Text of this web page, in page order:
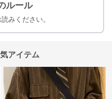
ルール
みください。
アイテム